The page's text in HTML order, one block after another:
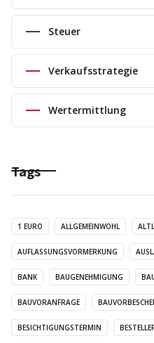
Steuer
Verkaufsstrategie
Wertermittlung
Tags
1 EURO ALLGEMEINWOHL
AUFLASSUNGSVORMERKUNG
BANK BAUGENEHMIGUNG
BAUVORANFRAGE
BESICHTIGUNGSTERMIN